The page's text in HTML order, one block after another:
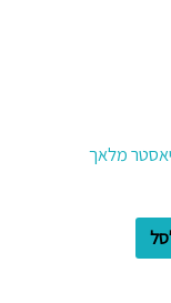
מלאך